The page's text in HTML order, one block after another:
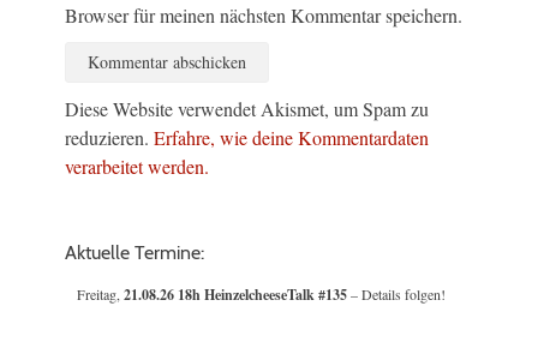
Browser für meinen nächsten Kommentar speichern.
Diese Website verwendet Akismet, um Spam zu
reduzieren. Erfahre, wie deine Kommentardaten
verarbeitet werden.
Aktuelle Termine:
Freitag, 21.08.26 18h HeinzelcheeseTalk #135– Details folgen!